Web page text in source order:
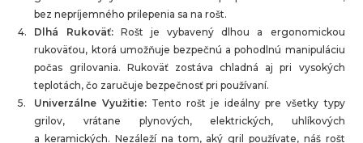
bez nepríjemného prilepenia sa na rošt.
Dlhá Rukoväť:Rošt je vybavený dlhou a ergonomickou
rukoväťou, ktorá umožňuje bezpečnú a pohodlnú manipuláciu
počas grilovania. Rukoväť zostáva chladná aj pri vysokých
teplotách, čo zaručuje bezpečnosť pri používaní.
Univerzálne Využitie:Tento rošt je ideálny pre všetky typy
grilov, vrátane plynových, elektrických, uhlíkových
a keramických. Nezáleží na tom, aký gril používate, náš rošt